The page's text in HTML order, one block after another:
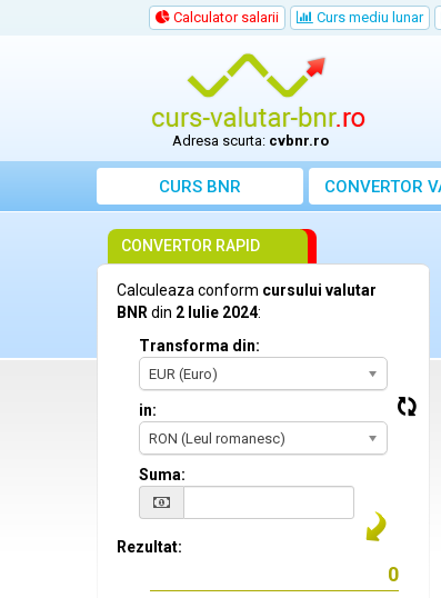
Calculator salarii Curs mediu lunar
Adresa scurta: cvbnr.ro
CURS BNR CONVERTOR
CONVERTOR RAPID
Calculeaza conform cursului valutar
BNR din 2 Iulie 2024:
Transforma din:
EUR (Euro)
in:
RON (Leul romanesc)
Suma:
Rezultat: